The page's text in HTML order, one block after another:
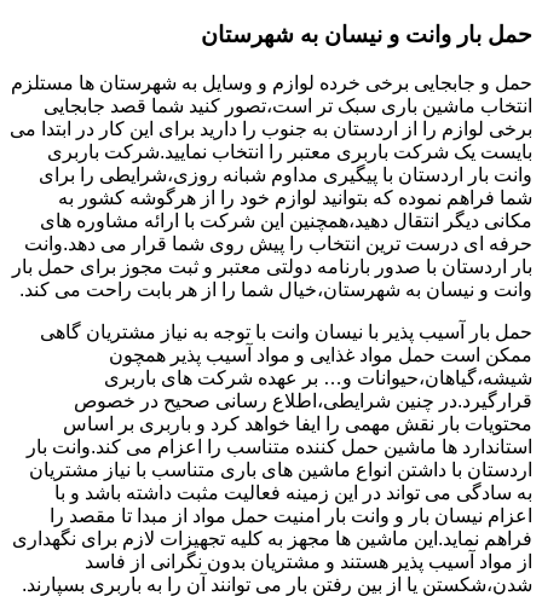
حمل بار وانت و نیسان به شهرستان
حمل و جابجایی برخی خرده لوازم و وسایل به شهرستان ها مستلزم
انتخاب ماشین باری سبک تر است،تصور کنید شما قصد جابجایی
برخی لوازم را از اردستان به جنوب را دارید برای این کار در ابتدا می
بایست یک شرکت باربری معتبر را انتخاب نمایید.شرکت باربری
وانت بار اردستان با پیگیری مداوم شبانه روزی،شرایطی را برای
شما فراهم نموده که بتوانید لوازم خود را از هرگوشه کشور به
مکانی دیگر انتقال دهید،همچنین این شرکت با ارائه مشاوره های
حرفه ای درست ترین انتخاب را پیش روی شما قرار می دهد.وانت
بار اردستان با صدور بارنامه دولتی معتبر و ثبت مجوز برای حمل بار
وانت و نیسان به شهرستان،خیال شما را از هر بابت راحت می کند.
حمل بار آسیب پذیر با نیسان وانت با توجه به نیاز مشتریان گاهی
ممکن است حمل مواد غذایی و مواد آسیب پذیر همچون
شیشه،گیاهان،حیوانات و… بر عهده شرکت های باربری
قرارگیرد.در چنین شرایطی،اطلاع رسانی صحیح در خصوص
محتویات بار نقش مهمی را ایفا خواهد کرد و باربری بر اساس
استاندارد ها ماشین حمل کننده متناسب را اعزام می کند.وانت بار
اردستان با داشتن انواع ماشین های باری متناسب با نیاز مشتریان
به سادگی می تواند در این زمینه فعالیت مثبت داشته باشد و با
اعزام نیسان بار و وانت بار امنیت حمل مواد از مبدا تا مقصد را
فراهم نماید.این ماشین ها مجهز به کلیه تجهیزات لازم برای نگهداری
از مواد آسیب پذیر هستند و مشتریان بدون نگرانی از فاسد
شدن،شکستن یا از بین رفتن بار می توانند آن را به باربری بسپارند.